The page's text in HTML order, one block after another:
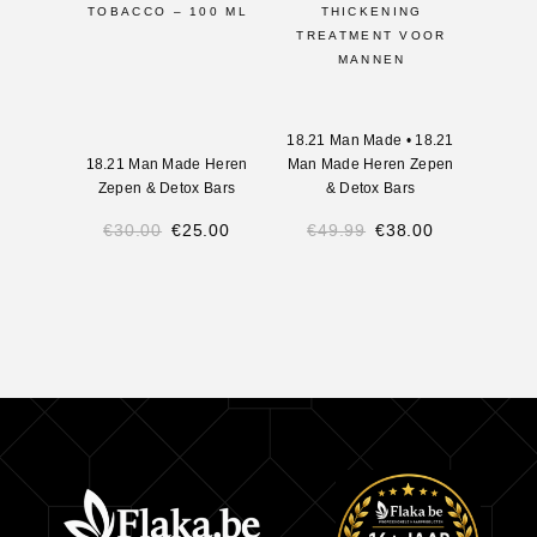
TOBACCO – 100 ML
18.21 Man Made Heren
Zepen & Detox Bars
€30.00 €25.00
THICKENING
TREATMENT VOOR
MANNEN
18.21 Man Made • 18.21
Man Made Heren Zepen
& Detox Bars
€49.99 €38.00